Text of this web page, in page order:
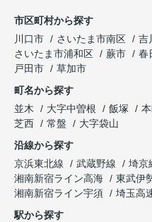
市区町村から探す
川口市
さいたま市南区 吉
さいたま市浦和区
蕨市 春
戸田市
草加市
町名から探す
並木
大字中曽根 飯塚
芝西
常盤
大字袋山
沿線から探す
京浜東北線
武蔵野線 埼京
湘南新宿ライン高海
東武伊
湘南新宿ライン宇須
埼玉高
駅から探す